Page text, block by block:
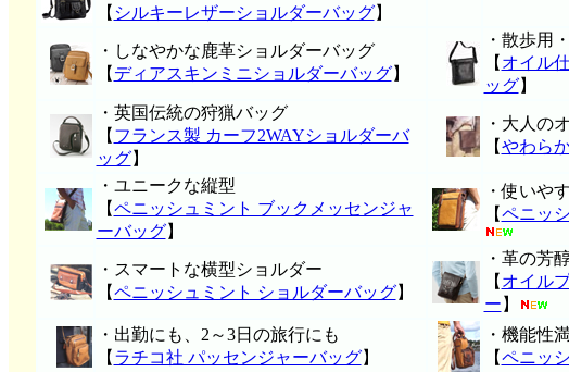
【 シルキーレザーショルダーバッグ】
・しなやかな鹿革ショルダーバッグ
【 ディアスキンミニショルダーバッグ】
・散歩用
【 オイル
ッグ】
・英国伝統の狩猟バッグ
【 フランス製 カーフ2WAYショルダーバ
ッグ】
・大人の
【やわら
・ユニークな縦型
【ペニッシュミント ブックメッセンジャ
ーバッグ】
・使いや
【ペニッ
・スマートな横型ショルダー
【ペニッシュミント ショルダーバッグ】
・革の芳
【 オイル
ー 】
・出勤にも、2～3日の旅行にも
【 ラチコ社 パッセンジャーバッグ】
・機能性
【ペニッ